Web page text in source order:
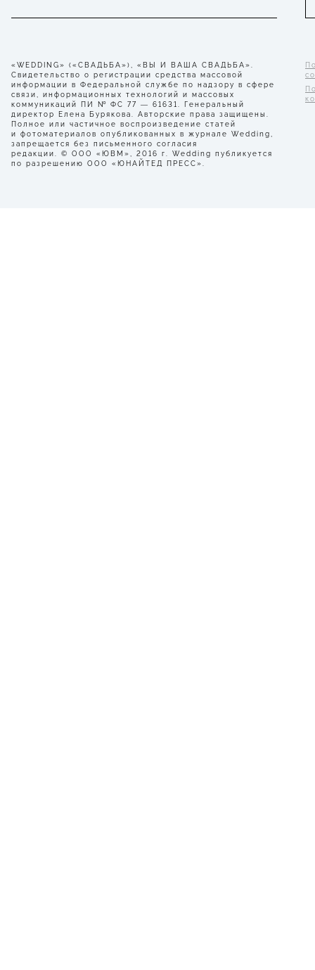
«WEDDING» («СВАДЬБА»), «ВЫ И ВАША СВАДЬБА».
Свидетельство о регистрации средства массовой
информации в Федеральной службе по надзору в сфере
связи, информационных технологий и массовых
коммуникаций ПИ № ФС 77 — 61631. Генеральный
директор Елена Бурякова. Авторские права защищены.
Полное или частичное воспроизведение статей
и фотоматериалов опубликованных в журнале Wedding,
запрещается без письменного согласия
редакции. © ООО «ЮВМ», 2016 г. Wedding публикуется
по разрешению ООО «ЮНАЙТЕД ПРЕСС».